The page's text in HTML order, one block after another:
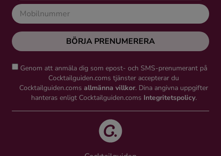
BÖRJA PRENUMERERA
Genom att anmäla dig som epost- och SMS-prenumerant på
Cocktailguiden.coms tjänster accepterar du
Cocktailguiden.coms allmänna villkor. Dina angivna uppgifter
hanteras enligt Cocktailguiden.coms Integritetspolicy.